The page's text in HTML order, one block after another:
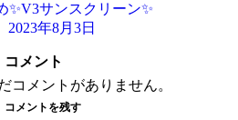
✨V3サンスクリーン✨
2023年8月3日
コメント
コメントがありません。
コメントを残す